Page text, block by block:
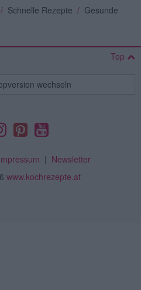
/ Schnelle Rezepte / Gesunde
Top
wechseln
| Newsletter
www.kochrezepte.at